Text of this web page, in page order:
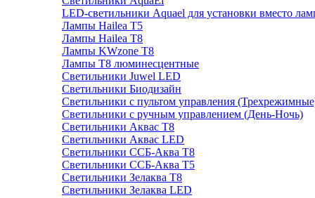
LED-светильники Aquael для установки вместо
Лампы Hailea Т5
Лампы Hailea Т8
Лампы KWzone Т8
Лампы Т8 люминесцентные
Светильники Juwel LED
Светильники Биодизайн
Светильники с пультом управления
Светильники с ручным управлением (День-Ночь)
Светильники Аквас Т8
Светильники Аквас LED
Светильники ССБ-Аква Т8
Светильники ССБ-Аква Т5
Светильники Зелаква Т8
Светильники Зелаква LED